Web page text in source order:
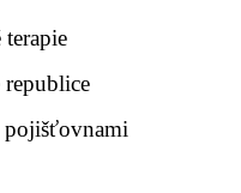
pojišťovnami